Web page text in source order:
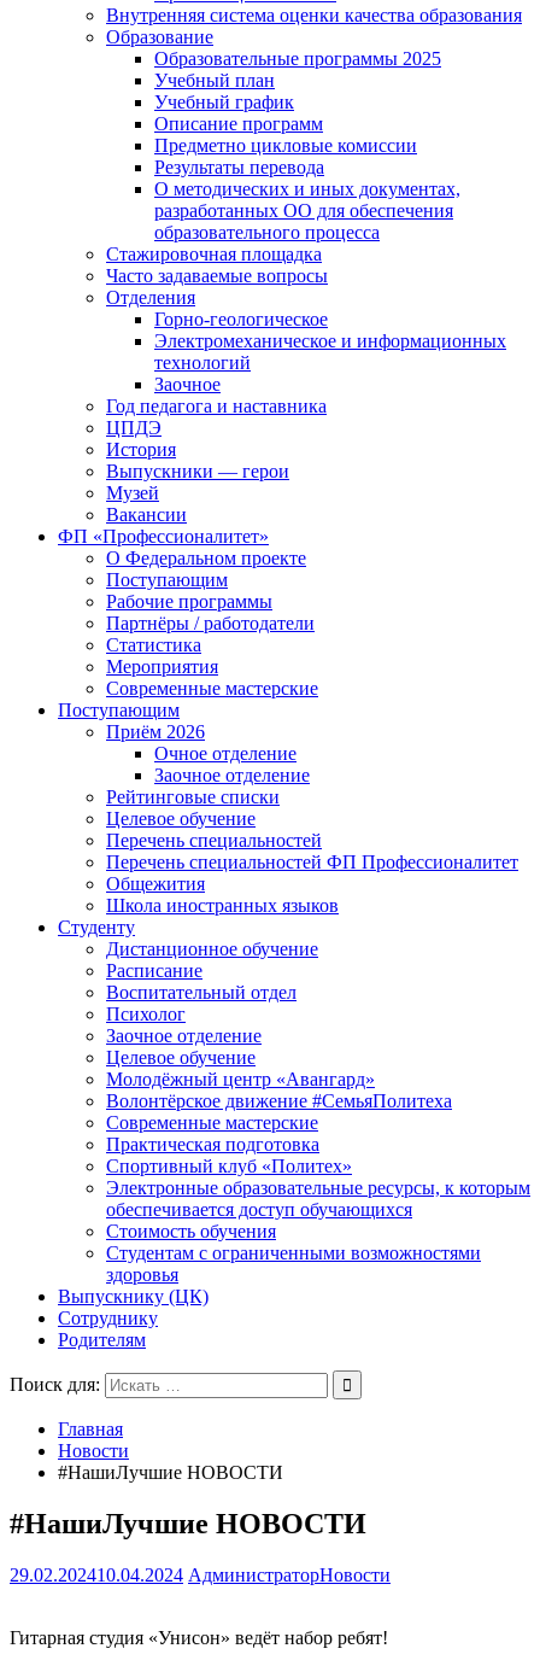
Внутренняя система оценки качества образования
Образование
Образовательные программы 2025
Учебный план
Учебный график
Описание программ
Предметно цикловые комиссии
Результаты перевода
О методических и иных документах,
разработанных ОО для обеспечения
образовательного процесса
Стажировочная площадка
Часто задаваемые вопросы
Отделения
Горно-геологическое
Электромеханическое и информационных
технологий
Заочное
Год педагога и наставника
ЦПДЭ
История
Выпускники — герои
Музей
Вакансии
ФП «Профессионалитет»
О Федеральном проекте
Поступающим
Рабочие программы
Партнёры / работодатели
Статистика
Мероприятия
Современные мастерские
Поступающим
Приём 2026
Очное отделение
Заочное отделение
Рейтинговые списки
Целевое обучение
Перечень специальностей
Перечень специальностей ФП Профессионалитет
Общежития
Школа иностранных языков
Студенту
Дистанционное обучение
Расписание
Воспитательный отдел
Психолог
Заочное отделение
Целевое обучение
Молодёжный центр «Авангард»
Волонтёрское движение #СемьяПолитеха
Современные мастерские
Практическая подготовка
Спортивный клуб «Политех»
Электронные образовательные ресурсы, к которым
обеспечивается доступ обучающихся
Стоимость обучения
Студентам с ограниченными возможностями
здоровья
Выпускнику (ЦК)
Сотруднику
Родителям
Поиск для:
Главная
Новости
#НашиЛучшие НОВОСТИ
#НашиЛучшие НОВОСТИ
29.02.202410.04.2024 АдминистраторНовости
Гитарная студия «Унисон» ведёт набор ребят!